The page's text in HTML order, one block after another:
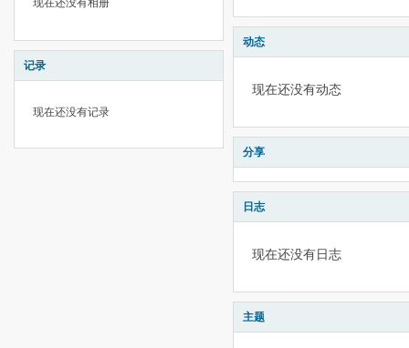
现在还没有相册
记录
现在还没有记录
动态
现在还没有动态
分享
日志
现在还没有日志
主题